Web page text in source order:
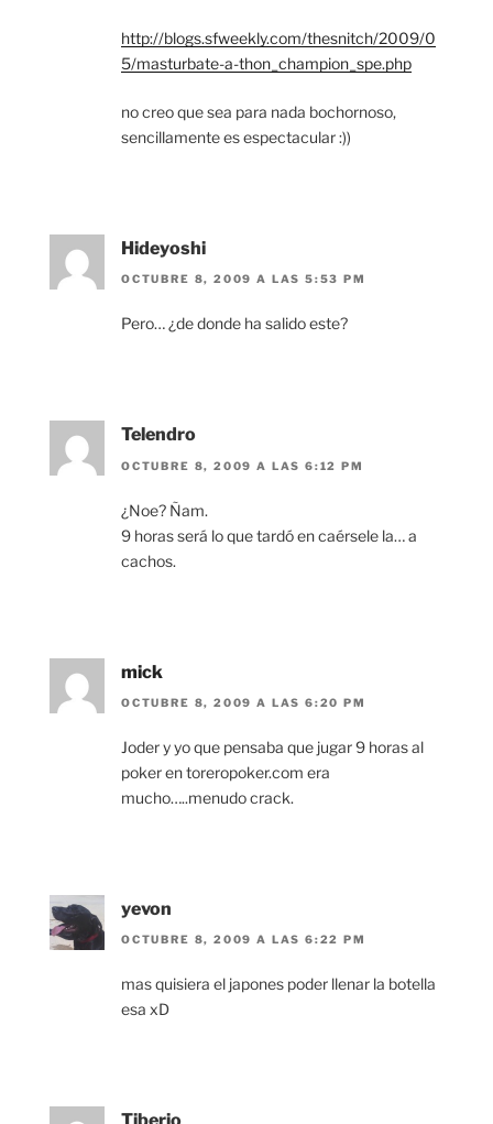
http://blogs.sfweekly.com/thesnitch/2009/0
5/masturbate-a-thon_champion_spe.php
no creo que sea para nada bochornoso,
sencillamente es espectacular :))
Hideyoshi
OCTUBRE 8, 2009 A LAS 5:53 PM
Pero… ¿de donde ha salido este?
Telendro
OCTUBRE 8, 2009 A LAS 6:12 PM
¿Noe? Ñam.
9 horas será lo que tardó en caérsele la… a
cachos.
mick
OCTUBRE 8, 2009 A LAS 6:20 PM
Joder y yo que pensaba que jugar 9 horas al
poker en toreropoker.com era
mucho…..menudo crack.
yevon
OCTUBRE 8, 2009 A LAS 6:22 PM
mas quisiera el japones poder llenar la botella
esa xD